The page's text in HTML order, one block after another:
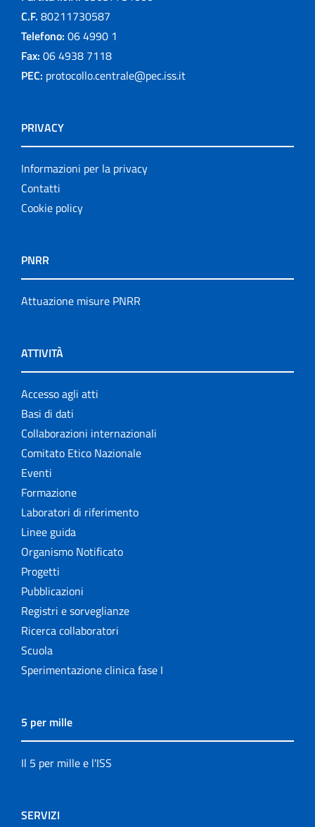
C.F. 80211730587
Telefono: 06 4990 1
Fax: 06 4938 7118
PEC: protocollo.centrale@pec.iss.it
PRIVACY
Informazioni per la privacy
Contatti
Cookie policy
PNRR
Attuazione misure PNRR
ATTIVITÀ
Accesso agli atti
Basi di dati
Collaborazioni internazionali
Comitato Etico Nazionale
Eventi
Formazione
Laboratori di riferimento
Linee guida
Organismo Notificato
Progetti
Pubblicazioni
Registri e sorveglianze
Ricerca collaboratori
Scuola
Sperimentazione clinica fase I
5 per mille
Il 5 per mille e l'ISS
SERVIZI